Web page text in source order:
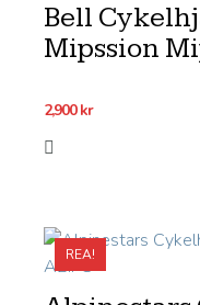
Bell
Mipssion
2,900kr
REA!